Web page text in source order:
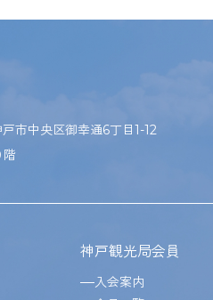
市中央区御幸通6丁目1-12
階
神戸観光局会員
入会案内